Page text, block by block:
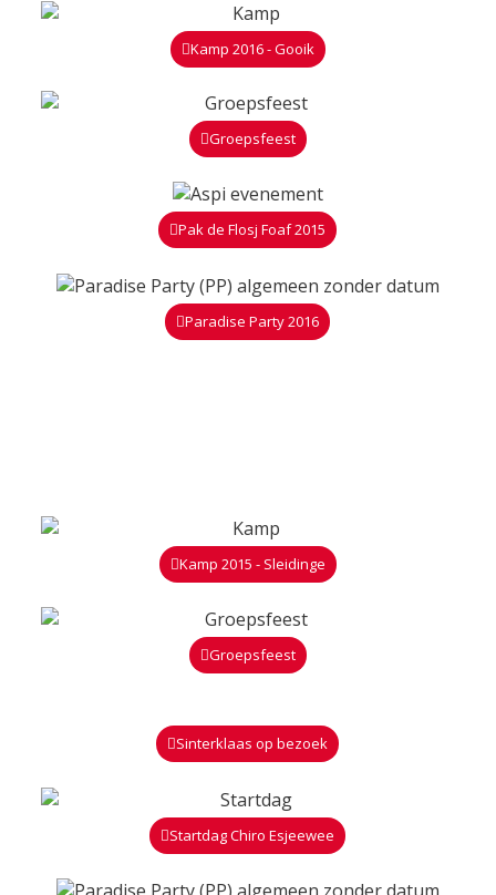
Kamp 2016 - Gooik
Groepsfeest
Pak de Flosj Foaf 2015
Paradise Party 2016
Kamp 2015 - Sleidinge
Groepsfeest
Sinterklaas op bezoek
Startdag Chiro Esjeewee